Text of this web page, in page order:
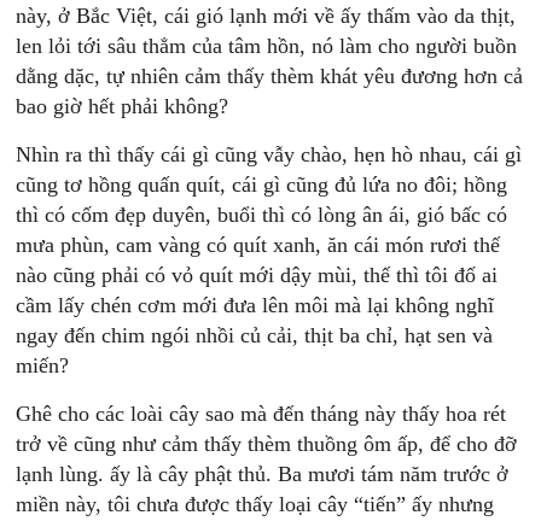
này, ở Bắc Việt, cái gió lạnh mới về ấy thấm vào da thịt,
len lỏi tới sâu thẳm của tâm hồn, nó làm cho người buồn
dằng dặc, tự nhiên cảm thấy thèm khát yêu đương hơn cả
bao giờ hết phải không?
Nhìn ra thì thấy cái gì cũng vẫy chào, hẹn hò nhau, cái gì
cũng tơ hồng quấn quít, cái gì cũng đủ lứa no đôi; hồng
thì có cốm đẹp duyên, buổi thì có lòng ân ái, gió bấc có
mưa phùn, cam vàng có quít xanh, ăn cái món rươi thế
nào cũng phải có vỏ quít mới dậy mùi, thế thì tôi đố ai
cầm lấy chén cơm mới đưa lên môi mà lại không nghĩ
ngay đến chim ngói nhồi củ cải, thịt ba chỉ, hạt sen và
miến?
Ghê cho các loài cây sao mà đến tháng này thấy hoa rét
trở về cũng như cảm thấy thèm thuồng ôm ấp, để cho đỡ
lạnh lùng. ấy là cây phật thủ. Ba mươi tám năm trước ở
miền này, tôi chưa được thấy loại cây “tiến” ấy nhưng